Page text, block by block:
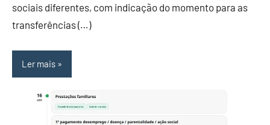
sociais diferentes, com indicação do momento para as
transferências (…)
Ler mais